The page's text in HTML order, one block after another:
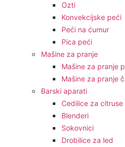
Ozti
Konvekcijske peći
Peći na ćumur
Pica peći
Mašine za pranje
Mašine za pranje
Mašine za pranje
Barski aparati
Cedilice za citruse
Blenderi
Sokovnici
Drobilice za led